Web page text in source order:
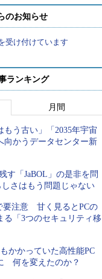
のお知らせ
受け付けています
ランキング
月間
もう古い」「2035年宇宙
かうデータセンター新
す「JaBOL」の是非を問
さはもう問題じゃない
要注意 甘く見るとPCの
る「3つのセキュリティ移
かかっていた高性能PC
何を変えたのか？